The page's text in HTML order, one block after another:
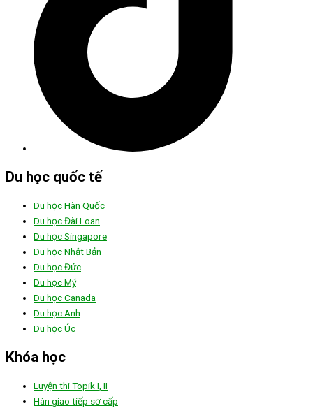
Du học quốc tế
Du học Hàn Quốc
Du học Đài Loan
Du học Singapore
Du học Nhật Bản
Du học Đức
Du học Mỹ
Du học Canada
Du học Anh
Du học Úc
Khóa học
Luyện thi Topik I, II
Hàn giao tiếp sơ cấp